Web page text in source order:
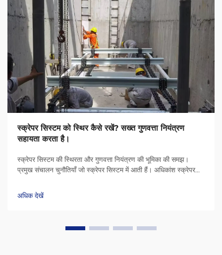
स्क्रेपर सिस्टम को स्थिर कैसे रखें? सख्त गुणवत्ता नियंत्रण
सहायता करता है।
स्क्रेपर सिस्टम की स्थिरता और गुणवत्ता नियंत्रण की भूमिका की समझ।
प्रमुख संचालन चुनौतियाँ जो स्क्रेपर सिस्टम में आती हैं। अधिकांश स्क्रेपर
होने और बेयरिंग...
अधिक देखें